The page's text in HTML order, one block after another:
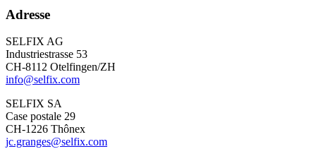
Adresse
SELFIX AG
Industriestrasse 53
CH-8112 Otelfingen/ZH
info@selfix.com
SELFIX SA
Case postale 29
CH-1226 Thônex
jc.granges@selfix.com